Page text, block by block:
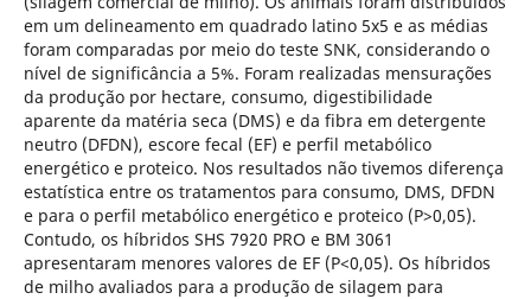
em um delineamento em quadrado latino 5x5 e as médias
foram comparadas por meio do teste SNK, considerando o
nível de significância a 5%. Foram realizadas mensurações
da produção por hectare, consumo, digestibilidade
aparente da matéria seca (DMS) e da fibra em detergente
neutro (DFDN), escore fecal (EF) e perfil metabólico
energético e proteico. Nos resultados não tivemos diferença
estatística entre os tratamentos para consumo, DMS, DFDN
e para o perfil metabólico energético e proteico (P>0,05).
Contudo, os híbridos SHS 7920 PRO e BM 3061
apresentaram menores valores de EF (P<0,05). Os híbridos
de milho avaliados para a produção de silagem para